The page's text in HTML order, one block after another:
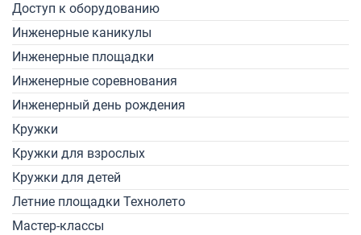
Доступ к оборудованию
Инженерные каникулы
Инженерные площадки
Инженерные соревнования
Инженерный день рождения
Кружки
Кружки для взрослых
Кружки для детей
Летние площадки Технолето
Мастер-классы